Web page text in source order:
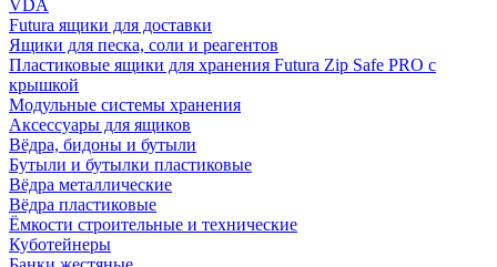
VDA
Futura ящики для доставки
Ящики для песка, соли и реагентов
Пластиковые ящики для хранения Futura Zip Safe PRO с
крышкой
Модульные системы хранения
Аксессуары для ящиков
Вёдра, бидоны и бутыли
Бутыли и бутылки пластиковые
Вёдра металлические
Вёдра пластиковые
Ёмкости строительные и технические
Куботейнеры